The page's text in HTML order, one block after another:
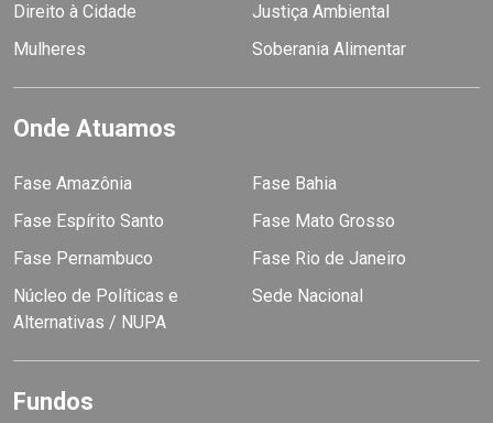
Direito à Cidade
Justiça Ambiental
Mulheres
Soberania Alimentar
Onde Atuamos
Fase Amazônia
Fase Bahia
Fase Espírito Santo
Fase Mato Grosso
Fase Pernambuco
Fase Rio de Janeiro
Núcleo de Políticas e
Alternativas / NUPA
Sede Nacional
Fundos